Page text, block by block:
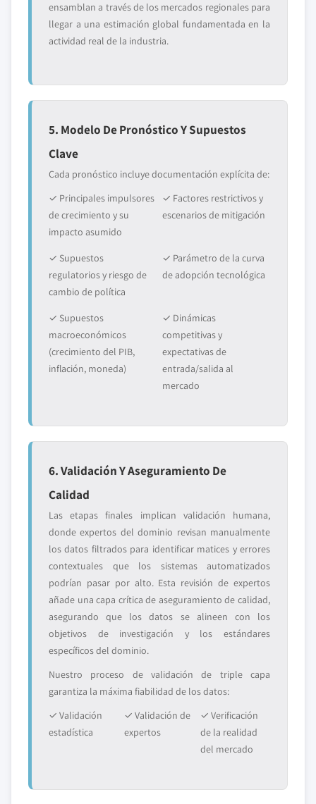
ensamblan a través de los mercados regionales para
llegar a una estimación global fundamentada en la
actividad real de la industria.
5. Modelo De Pronóstico Y Supuestos
Clave
Cada pronóstico incluye documentación explícita de:
✓ Principales impulsores
de crecimiento y su
impacto asumido
✓ Factores restrictivos y
escenarios de mitigación
✓ Supuestos
regulatorios y riesgo de
cambio de política
✓ Parámetro de la curva
de adopción tecnológica
✓ Supuestos
macroeconómicos
(crecimiento del PIB,
inflación, moneda)
✓ Dinámicas
competitivas y
expectativas de
entrada/salida al
mercado
6. Validación Y Aseguramiento De
Calidad
Las etapas finales implican validación humana,
donde expertos del dominio revisan manualmente
los datos filtrados para identificar matices y errores
contextuales que los sistemas automatizados
podrían pasar por alto. Esta revisión de expertos
añade una capa crítica de aseguramiento de calidad,
asegurando que los datos se alineen con los
objetivos de investigación y los estándares
específicos del dominio.
Nuestro proceso de validación de triple capa
garantiza la máxima fiabilidad de los datos:
✓ Validación
estadística
✓ Validación de
expertos
✓ Verificación
de la realidad
del mercado